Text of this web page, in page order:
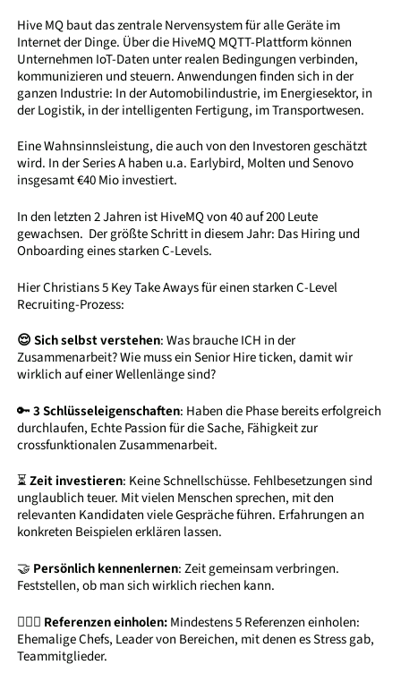
Hive MQ baut das zentrale Nervensystem für alle Geräte im
Internet der Dinge. Über die HiveMQ MQTT-Plattform können
Unternehmen IoT-Daten unter realen Bedingungen verbinden,
kommunizieren und steuern. Anwendungen finden sich in der
ganzen Industrie: In der Automobilindustrie, im Energiesektor, in
der Logistik, in der intelligenten Fertigung, im Transportwesen.
Eine Wahnsinnsleistung, die auch von den Investoren geschätzt
wird. In der Series A haben u.a. Earlybird, Molten und Senovo
insgesamt €40 Mio investiert.
In den letzten 2 Jahren ist HiveMQ von 40 auf 200 Leute
gewachsen. Der größte Schritt in diesem Jahr: Das Hiring und
Onboarding eines starken C-Levels.
Hier Christians 5 Key Take Aways für einen starken C-Level
Recruiting-Prozess:
😌 Sich selbst verstehen: Was brauche ICH in der
Zusammenarbeit? Wie muss ein Senior Hire ticken, damit wir
wirklich auf einer Wellenlänge sind?
🔑3 Schlüsseleigenschaften: Haben die Phase bereits erfolgreich
durchlaufen, Echte Passion für die Sache, Fähigkeit zur
crossfunktionalen Zusammenarbeit.
⏳Zeit investieren: Keine Schnellschüsse. Fehlbesetzungen sind
unglaublich teuer. Mit vielen Menschen sprechen, mit den
relevanten Kandidaten viele Gespräche führen. Erfahrungen an
konkreten Beispielen erklären lassen.
🤝 Persönlich kennenlernen: Zeit gemeinsam verbringen.
Feststellen, ob man sich wirklich riechen kann.
🙆🏻‍♀️ Referenzen einholen:Mindestens 5 Referenzen einholen:
Ehemalige Chefs, Leader von Bereichen, mit denen es Stress gab,
Teammitglieder.